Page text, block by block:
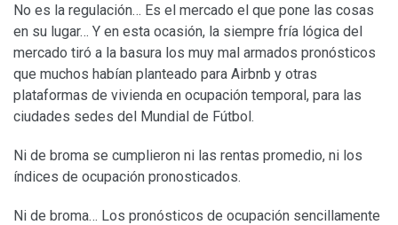
No es la regulación… Es el mercado el que pone las cosas
en su lugar… Y en esta ocasión, la siempre fría lógica del
mercado tiró a la basura los muy mal armados pronósticos
que muchos habían planteado para Airbnb y otras
plataformas de vivienda en ocupación temporal, para las
ciudades sedes del Mundial de Fútbol.
Ni de broma se cumplieron ni las rentas promedio, ni los
índices de ocupación pronosticados.
Ni de broma… Los pronósticos de ocupación sencillamente